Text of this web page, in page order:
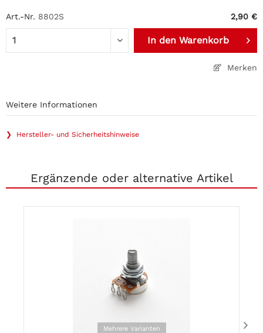
Art.-Nr. 8802S 2,90 €
In den Warenkorb
Merken
Weitere Informationen
❯ Hersteller- und Sicherheitshinweise
Ergänzende oder alternative Artikel
Mehrere Varianten